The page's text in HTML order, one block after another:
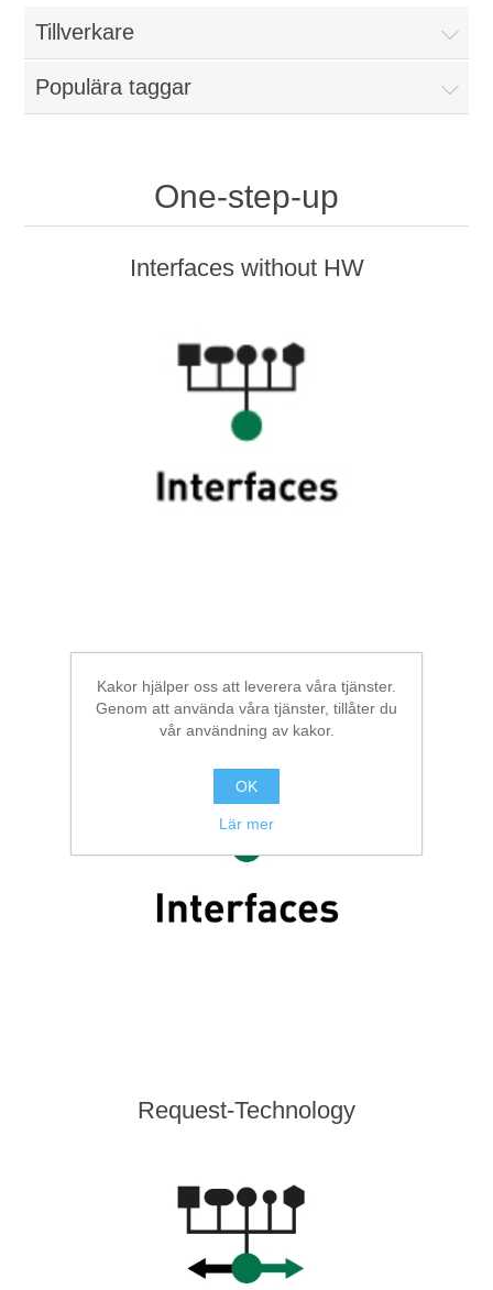
Processanalys
Kvalitetsdokumentation
Tillståndsövervakning
Vibrationsanalys
Temperaturmätning
Programvara
Hårdvara
Event
Utbildning
Begner Machines
Tillverkare
Populära taggar
One-step-up
Interfaces without HW
Interfaces with HW
Request-Technology
Kakor hjälper oss att leverera våra tjänster.
Genom att använda våra tjänster, tillåter du
vår användning av kakor.
OK
Lär mer